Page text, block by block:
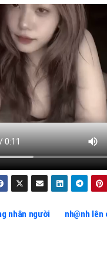
nh@nh lên
nhân người